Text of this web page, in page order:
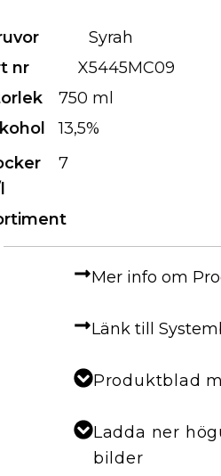
Syrah
nr
X5445MC09
750 ml
13,5%
7
Mer info om
Länk till
Produktblad
Ladda ner
bilder